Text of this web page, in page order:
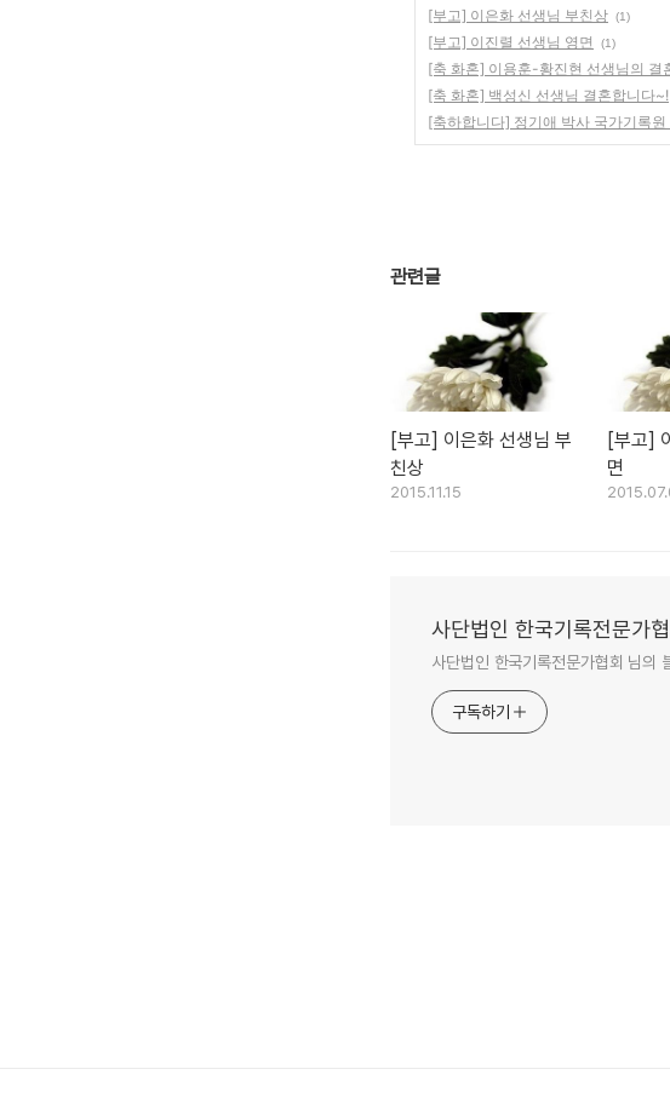
[부고] 이은화 선생님 부친상 (1)
[부고] 이진렬 선생님 영면 (1)
[축 화혼] 이용훈-황진현 선생님의 결
[축 화혼] 백성신 선생님 결혼합니다~!
[축하합니다] 정기애 박사 국가기록
관련글
[부고] 이은화 선생님 부
친상
2015.11.15
[부고]
면
사단법인 한국기록전문가
사단법인 한국기록전문가협회 님의
구독하기